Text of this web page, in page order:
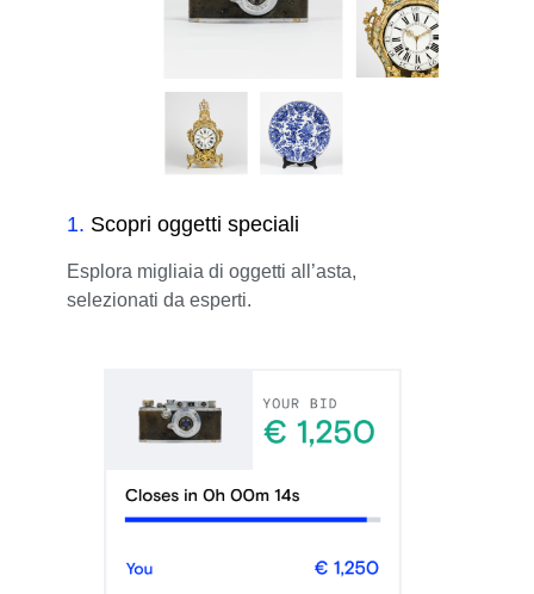
1. Scopri oggetti speciali
Esplora migliaia di oggetti all’asta,
selezionati da esperti.